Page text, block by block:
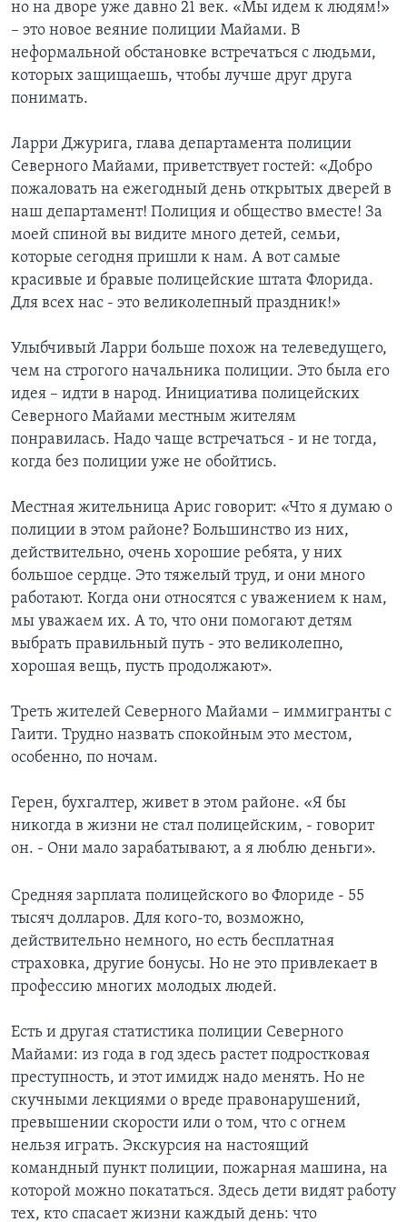
но на дворе уже давно 21 век. «Мы идем к людям!»
– это новое веяние полиции Майами. В
неформальной обстановке встречаться с людьми,
которых защищаешь, чтобы лучше друг друга
понимать.
Ларри Джурига, глава департамента полиции
Северного Майами, приветствует гостей: «Добро
пожаловать на ежегодный день открытых дверей в
наш департамент! Полиция и общество вместе! За
моей спиной вы видите много детей, семьи,
которые сегодня пришли к нам. А вот самые
красивые и бравые полицейские штата Флорида.
Для всех нас - это великолепный праздник!»
Улыбчивый Ларри больше похож на телеведущего,
чем на строгого начальника полиции. Это была его
идея – идти в народ. Инициатива полицейских
Северного Майами местным жителям
понравилась. Надо чаще встречаться - и не тогда,
когда без полиции уже не обойтись.
Местная жительница Арис говорит: «Что я думаю о
полиции в этом районе? Большинство из них,
действительно, очень хорошие ребята, у них
большое сердце. Это тяжелый труд, и они много
работают. Когда они относятся с уважением к нам,
мы уважаем их. А то, что они помогают детям
выбрать правильный путь - это великолепно,
хорошая вещь, пусть продолжают».
Треть жителей Северного Майами – иммигранты с
Гаити. Трудно назвать спокойным это местом,
особенно, по ночам.
Герен, бухгалтер, живет в этом районе. «Я бы
никогда в жизни не стал полицейским, - говорит
он. - Они мало зарабатывают, а я люблю деньги».
Средняя зарплата полицейского во Флориде - 55
тысяч долларов. Для кого-то, возможно,
действительно немного, но есть бесплатная
страховка, другие бонусы. Но не это привлекает в
профессию многих молодых людей.
Есть и другая статистика полиции Северного
Майами: из года в год здесь растет подростковая
преступность, и этот имидж надо менять. Но не
скучными лекциями о вреде правонарушений,
превышении скорости или о том, что с огнем
нельзя играть. Экскурсия на настоящий
командный пункт полиции, пожарная машина, на
которой можно покататься. Здесь дети видят работу
тех, кто спасает жизни каждый день: что